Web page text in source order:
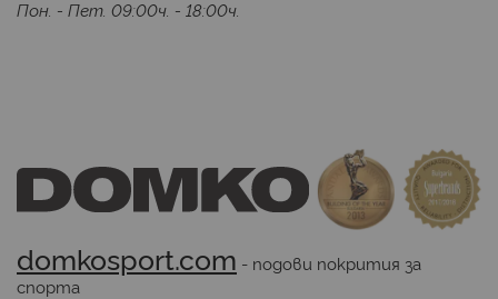
Пон. - Пет. 09:00ч. - 18:00ч.
domkosport.com - подови покрития за
спорта